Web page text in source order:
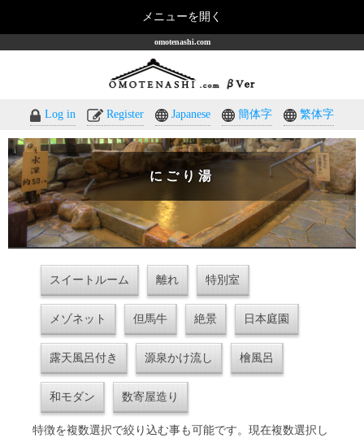
omotenashi.com
Log in Register Japanese 簡体字 繁体字
にごり湯
スイートルーム 離れ 特別室
メゾネット 但馬牛 絶景 日本庭園
露天風呂付き 源泉かけ流し 檜風呂
和モダン 数寄屋造り
特徴を複数選択で絞り込む事も可能です。現在複数選択し
メニューを開く